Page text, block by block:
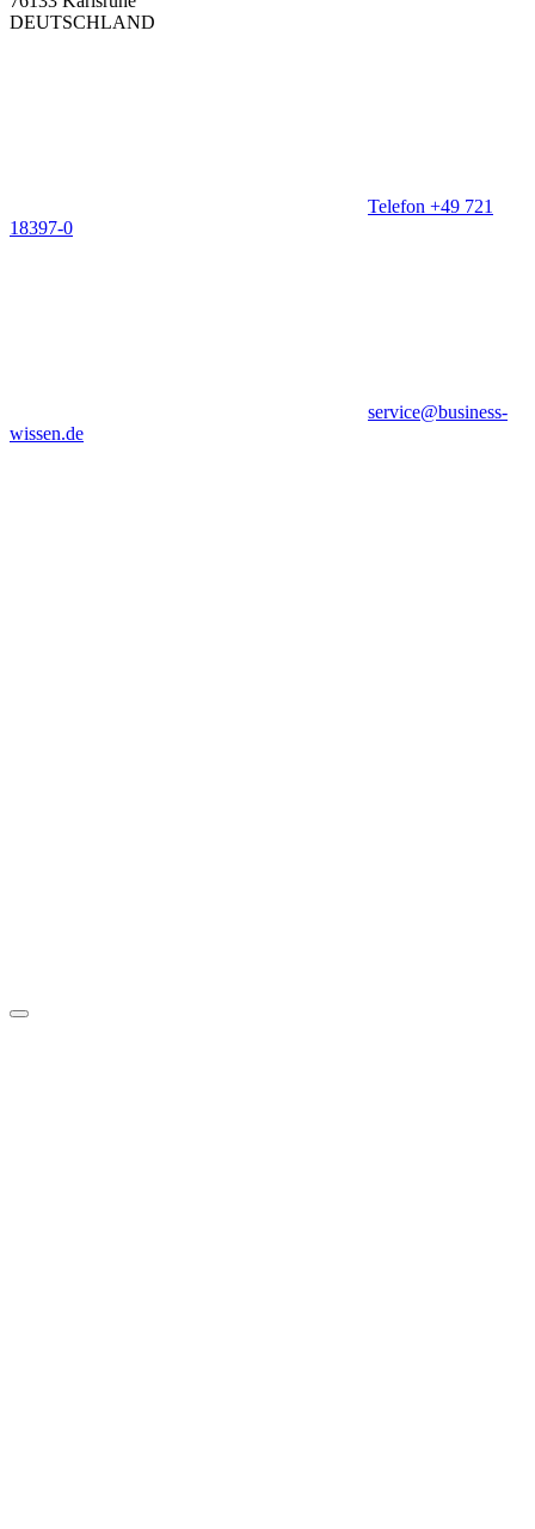
DEUTSCHLAND
Telefon +49 721
18397-0
service@business-
wissen.de